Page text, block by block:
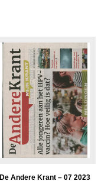
De Andere Krant – 07 2023